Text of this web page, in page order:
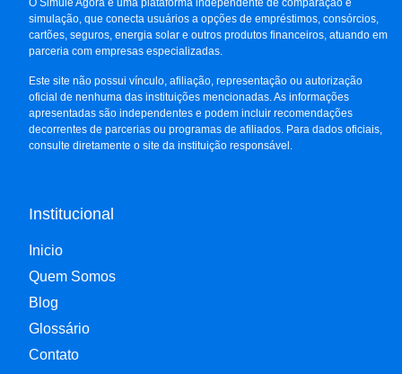
O Simule Agora é uma plataforma independente de comparação e
simulação, que conecta usuários a opções de empréstimos, consórcios,
cartões, seguros, energia solar e outros produtos financeiros, atuando em
parceria com empresas especializadas.
Este site não possui vínculo, afiliação, representação ou autorização
oficial de nenhuma das instituições mencionadas. As informações
apresentadas são independentes e podem incluir recomendações
decorrentes de parcerias ou programas de afiliados. Para dados oficiais,
consulte diretamente o site da instituição responsável.
Institucional
Inicio
Quem Somos
Blog
Glossário
Contato